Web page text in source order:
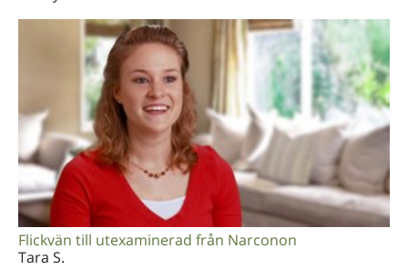
Flickvän till utexaminerad från Narconon
Tara S.